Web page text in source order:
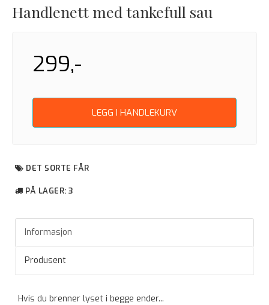
Handlenett med tankefull sau
299,-
LEGG I HANDLEKURV
DET SORTE FÅR
PÅ LAGER: 3
Informasjon
Produsent
Hvis du brenner lyset i begge ender...